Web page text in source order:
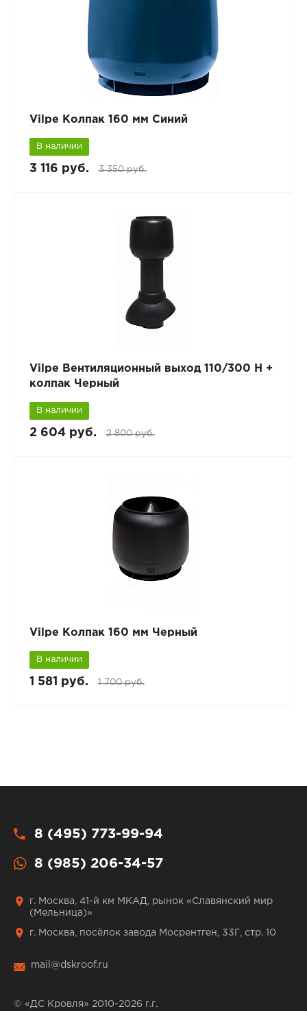
Vilpe Колпак 160 мм Синий
В наличии
3 116 руб. 3 350 руб.
Vilpe Вентиляционный выход 110/300 Н +
колпак Черный
В наличии
2 604 руб. 2 800 руб.
Vilpe Колпак 160 мм Черный
В наличии
1 581 руб. 1 700 руб.
8 (495) 773-99-94
8 (985) 206-34-57
г. Москва, 41-й км МКАД, рынок «Славянский мир
(Мельница)»
г. Москва, посёлок завода Мосрентген, 33Г, стр. 10
mail@dskroof.ru
© «ДС Кровля» 2010-2026 г.г.